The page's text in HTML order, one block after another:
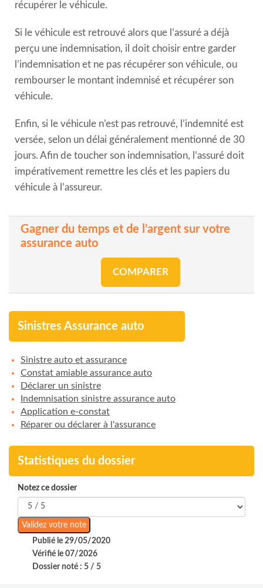
récupérer le véhicule.
Si le véhicule est retrouvé alors que l’assuré a déjà
perçu une indemnisation, il doit choisir entre garder
l’indemnisation et ne pas récupérer son véhicule, ou
rembourser le montant indemnisé et récupérer son
véhicule.
Enfin, si le véhicule n’est pas retrouvé, l’indemnité est
versée, selon un délai généralement mentionné de 30
jours. Afin de toucher son indemnisation, l’assuré doit
impérativement remettre les clés et les papiers du
véhicule à l’assureur.
Gagner du temps et de l’argent sur votre
assurance auto
COMPARER
Sinistres Assurance auto
Sinistre auto et assurance
Constat amiable assurance auto
Déclarer un sinistre
Indemnisation sinistre assurance auto
Application e-constat
Réparer ou déclarer à l'assurance
Statistiques du dossier
Notez ce dossier
Publié le 29/05/2020
Vérifié le 07/2026
Dossier noté : 5 / 5